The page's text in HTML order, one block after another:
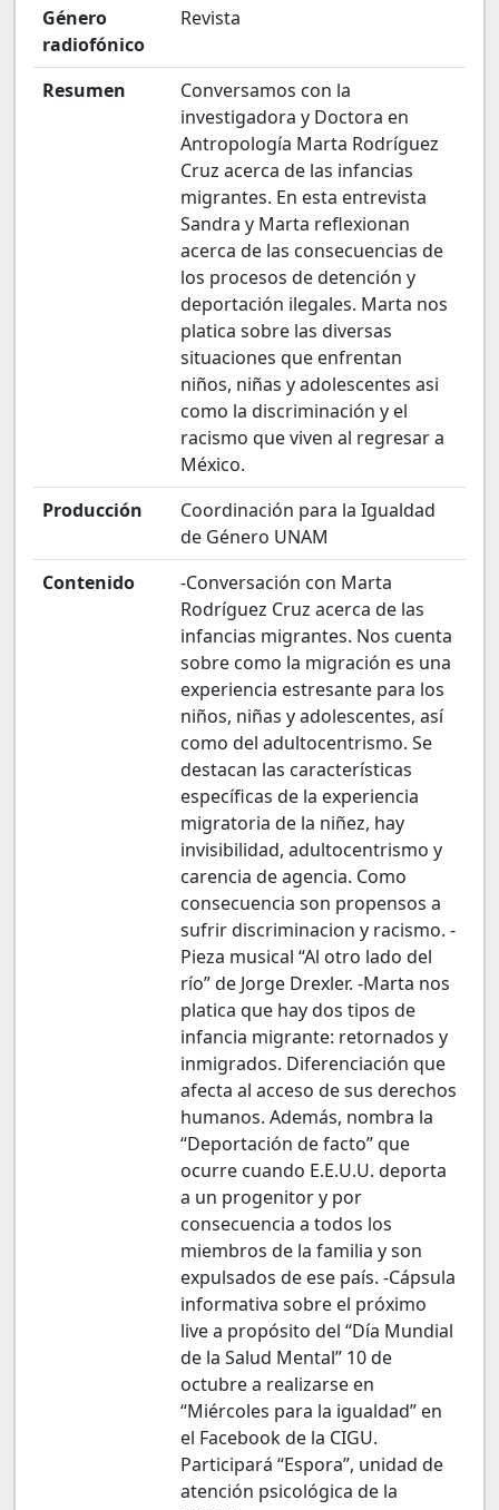
Género
radiofónico
Revista
Resumen
Conversamos con la
investigadora y Doctora en
Antropología Marta Rodríguez
Cruz acerca de las infancias
migrantes. En esta entrevista
Sandra y Marta reflexionan
acerca de las consecuencias de
los procesos de detención y
deportación ilegales. Marta nos
platica sobre las diversas
situaciones que enfrentan
niños, niñas y adolescentes asi
como la discriminación y el
racismo que viven al regresar a
México.
Producción
Coordinación para la Igualdad
de Género UNAM
Contenido
-Conversación con Marta
Rodríguez Cruz acerca de las
infancias migrantes. Nos cuenta
sobre como la migración es una
experiencia estresante para los
niños, niñas y adolescentes, así
como del adultocentrismo. Se
destacan las características
específicas de la experiencia
migratoria de la niñez, hay
invisibilidad, adultocentrismo y
carencia de agencia. Como
consecuencia son propensos a
sufrir discriminacion y racismo. -
Pieza musical “Al otro lado del
río” de Jorge Drexler. -Marta nos
platica que hay dos tipos de
infancia migrante: retornados y
inmigrados. Diferenciación que
afecta al acceso de sus derechos
humanos. Además, nombra la
“Deportación de facto” que
ocurre cuando E.E.U.U. deporta
a un progenitor y por
consecuencia a todos los
miembros de la familia y son
expulsados de ese país. -Cápsula
informativa sobre el próximo
live a propósito del “Día Mundial
de la Salud Mental” 10 de
octubre a realizarse en
“Miércoles para la igualdad” en
el Facebook de la CIGU.
Participará “Espora”, unidad de
atención psicológica de la